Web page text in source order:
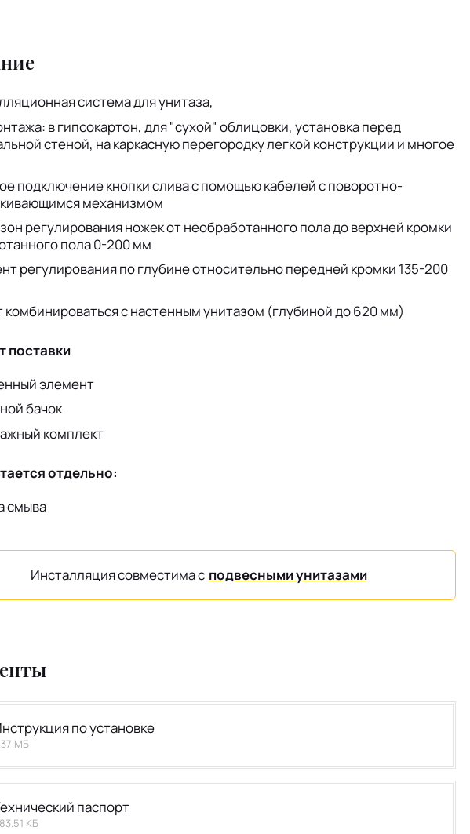
система для унитаза,
в гипсокартон, для "сухой" облицовки, установка перед
стеной, на каркасную перегородку легкой конструкции и многое
подключение кнопки слива с помощью кабелей с поворотно-
механизмом
регулирования ножек от необработанного пола до верхней кромки
пола 0-200 мм
регулирования по глубине относительно передней кромки 135-200
с настенным унитазом (глубиной до 620 мм)
поставки
элемент
бачок
комплект
отдельно:
смыва
Инсталляция совместима с подвесными унитазами
по установке
МБ
паспорт
КБ